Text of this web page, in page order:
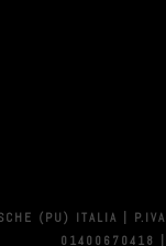
(PU) ITALIA | P.IVA
01400670418 |